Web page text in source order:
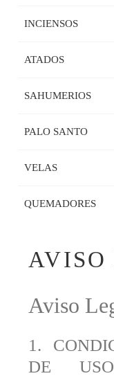
INCIENSOS
ATADOS
SAHUMERIOS
PALO SANTO
VELAS
QUEMADORES
Aviso
1.
DE